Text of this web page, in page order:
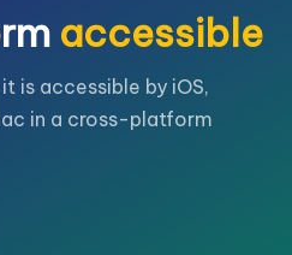
accessible
is accessible by iOS,
in a cross-platform